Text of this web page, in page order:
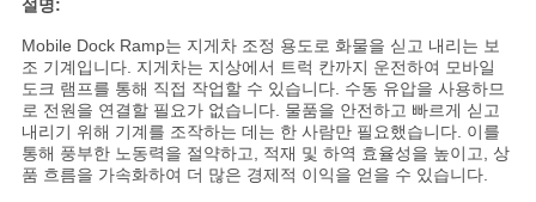
청
하
십
시
설명:
Mobile Dock Ramp는 지게차 조정 용도로 화물을 싣고 내리는 보
조 기계입니다. 지게차는 지상에서 트럭 칸까지 운전하여 모바일
도크 램프를 통해 직접 작업할 수 있습니다. 수동 유압을 사용하므
로 전원을 연결할 필요가 없습니다. 물품을 안전하고 빠르게 싣고
내리기 위해 기계를 조작하는 데는 한 사람만 필요했습니다. 이를
통해 풍부한 노동력을 절약하고, 적재 및 하역 효율성을 높이고, 상
품 흐름을 가속화하여 더 많은 경제적 이익을 얻을 수 있습니다.